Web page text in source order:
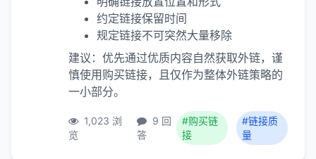
约定链接保留时间
规定链接不可突然大量移除
建议：优先通过优质内容自然获取外链，谨
慎使用购买链接，且仅作为整体外链策略的
一小部分。
1,023 浏
览
9 回
答
#购买链
接
#链接质
量